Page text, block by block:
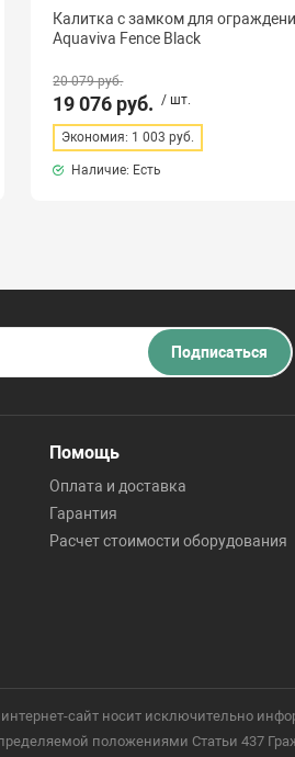
Калитка с замком для
Aquaviva Fence Black
20 079 руб.
19 076 руб. / шт.
Экономия: 1 003 руб.
Наличие: Есть
Подписаться
Помощь
Оплата и доставка
Гарантия
Расчет стоимости оборудования
сайт носит исключительно
положениями Статьи 437